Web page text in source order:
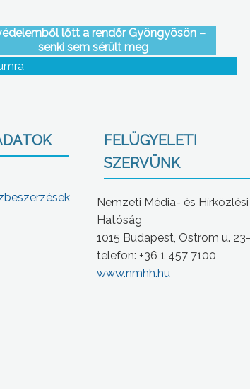
lőtt a rendőr Gyöngyösön –
senki sem sérült meg
FELÜGYELETI
SZERVÜNK
Nemzeti Média- és Hírközlési
Hatóság
1015 Budapest, Ostrom u.
telefon: +36 1 457 7100
www.nmhh.hu